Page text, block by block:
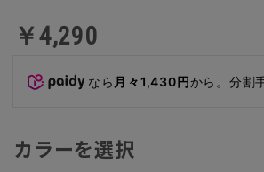
￥4,290
なら 月々1,430円から。分割
カラーを選択